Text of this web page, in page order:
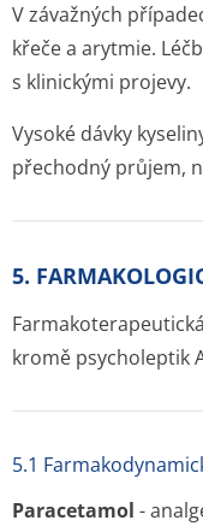
V závažných
křeče a arytmie.
s klinickými projevy.
Vysoké dávky
přechodný průjem,
5.
kromě psycholeptik
5.1
Paracetamol -